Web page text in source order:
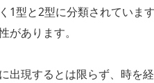
1型と2型に分類されていま
があります。
出現するとは限らず、時を